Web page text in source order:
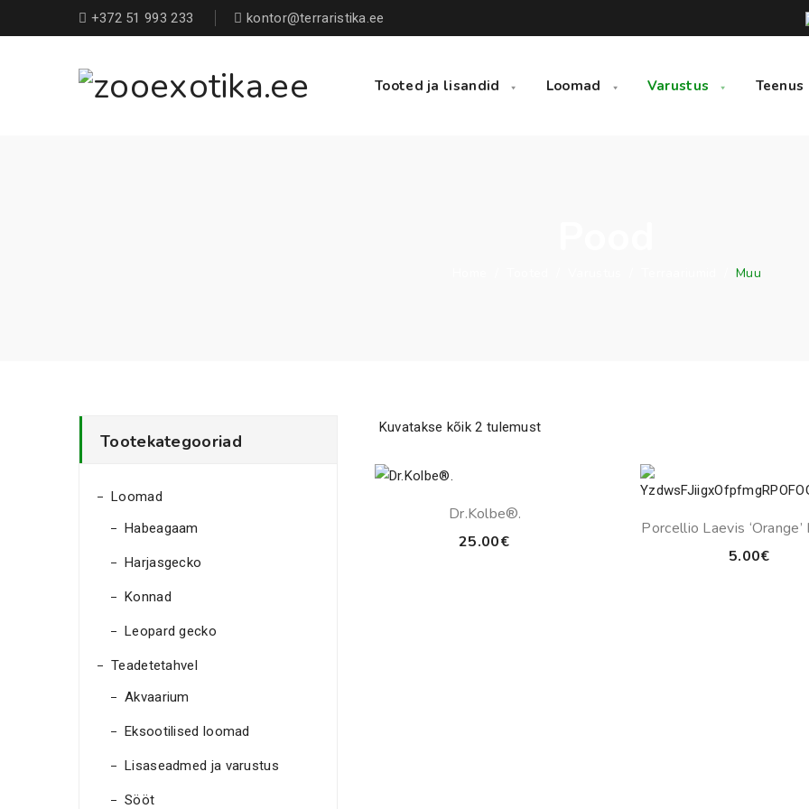
+372 51 993 233 kontor@terraristika.ee
Tooted ja lisandid Loomad Varustus Teenus
/Muu
Kuvatakse kõik 2 tulemust
Dr.Kolbe®.
25.00€
Porcellio Laevis
5.00€
Tootekategooriad
Loomad
Habeagaam
Harjasgecko
Konnad
Leopard gecko
Teadetetahvel
Akvaarium
Eksootilised loomad
Lisaseadmed ja varustus
Sööt